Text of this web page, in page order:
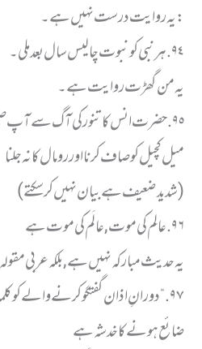
: یہ روایت درست نہیں ہے ۔
٩٤. ہر نبی کو نبوت چالیس سال بعد ملی ۔
یہ من گھڑت روایت ہے۔
٩٥. حضرت انس کا تنور کی آگ سے آپ
میل کچیل کو صاف کرنا اور رومال کا نہ جلنا
( شدید ضعیف ہے بیان نہیں کر سکتے)
٩٦. عالِم کی موت, عالَم کی موت ہے
یہ حدیث مبارکہ نہیں ہے, بلکہ عربی
٩٧. “دورانِ اذان گفتگو کرنے والے کو
ضائع ہونے کا خدشہ ہے